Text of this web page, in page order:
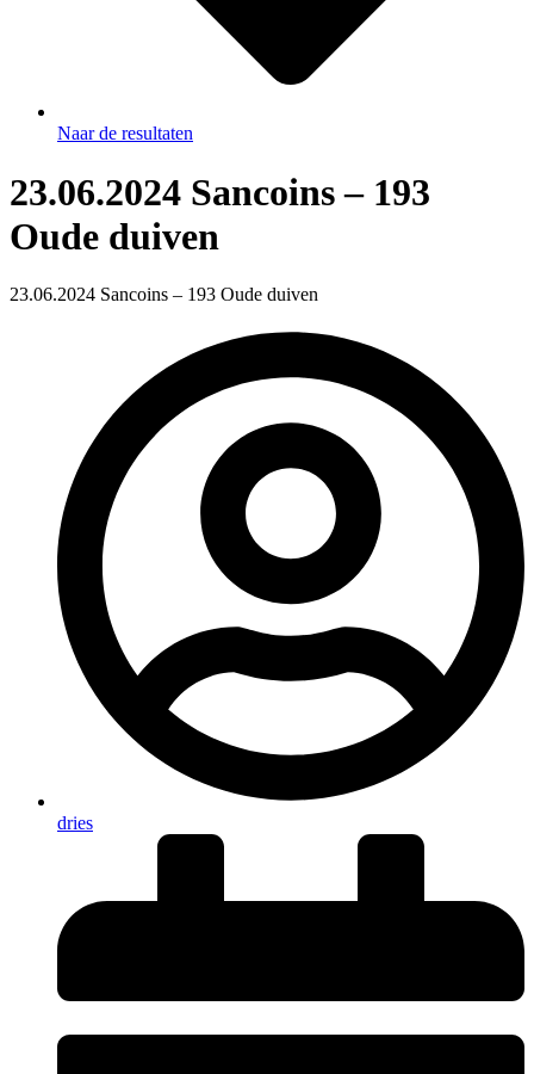
Naar de resultaten
23.06.2024 Sancoins – 193
Oude duiven
23.06.2024 Sancoins – 193 Oude duiven
dries